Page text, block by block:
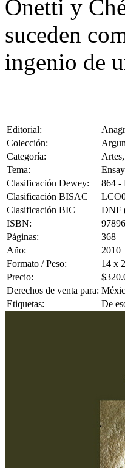
Onetti y
suceden
ingenio de
Editorial:
Colección:
Categoría:
Tema:
Clasificación Dewey:
864 -
Clasificación BISAC
Clasificación BIC
DNF
ISBN:
Páginas:
368
Año:
2010
Formato / Peso:
14 x
Precio:
Derechos de venta para:
Etiquetas:
De